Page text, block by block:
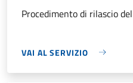
Procedimento di rilascio
VAI AL SERVIZIO